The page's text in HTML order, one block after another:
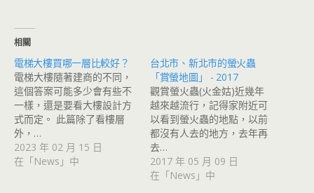
相關
電梯大樓買哪一層比較好？
電梯大樓隨著建商的不同，
這個答案可能多少會有些不
一樣，還是要看大樓設計方
式而定。 此篇除了看樓層
外，…
2023 年 02 月 15 日
在「News」中
台北市、新北市的螢火蟲
「賞螢地圖」 - 2017
觀賞螢火蟲(火金姑)近幾年
越來越流行，記得家附近可
以看到螢火蟲的地點，以前
都沒有人去的地方，去年再
去…
2017 年 05 月 09 日
在「News」中